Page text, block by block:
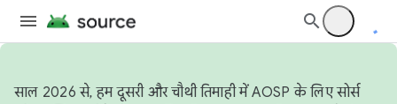
साल 2026 से, हम दूसरी और चौथी तिमाही में AOSP के लिए सोर्स